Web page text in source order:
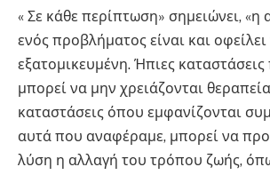
« Σε κάθε περίπτωση» σημειώνει,
ενός προβλήματος είναι και οφείλει
εξατομικευμένη. Ήπιες
μπορεί να μην χρειάζονται
καταστάσεις όπου εμφανίζονται
αυτά που αναφέραμε, μπορεί να
λύση η αλλαγή του τρόπου ζωής,